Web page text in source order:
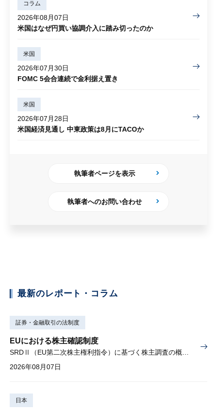
コラム
2026年08月07日
米国はなぜ円買い協調介入に踏み切ったのか
米国
2026年07月30日
FOMC 5会合連続で金利据え置き
米国
2026年07月28日
米国経済見通し 中東政策は8月にTACOか
執筆者ページを表示
執筆者へのお問い合わせ
最新のレポート・コラム
証券・金融取引の法制度
EUにおける株主確認制度
2026年08月07日
日本